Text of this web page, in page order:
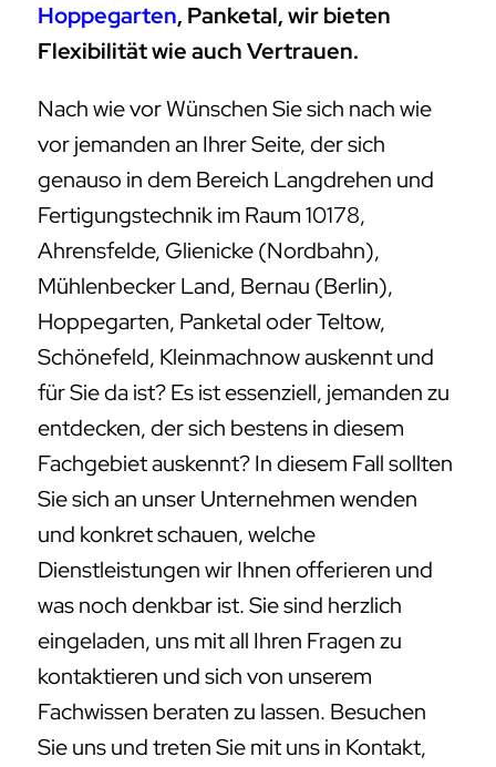
Hoppegarten, Panketal, wir bieten
Flexibilität wie auch Vertrauen.
Nach wie vor Wünschen Sie sich nach wie
vor jemanden an Ihrer Seite, der sich
genauso in dem Bereich Langdrehen und
Fertigungstechnik im Raum 10178,
Ahrensfelde, Glienicke (Nordbahn),
Mühlenbecker Land, Bernau (Berlin),
Hoppegarten, Panketal oder Teltow,
Schönefeld, Kleinmachnow auskennt und
für Sie da ist? Es ist essenziell, jemanden zu
entdecken, der sich bestens in diesem
Fachgebiet auskennt? In diesem Fall sollten
Sie sich an unser Unternehmen wenden
und konkret schauen, welche
Dienstleistungen wir Ihnen offerieren und
was noch denkbar ist. Sie sind herzlich
eingeladen, uns mit all Ihren Fragen zu
kontaktieren und sich von unserem
Fachwissen beraten zu lassen. Besuchen
Sie uns und treten Sie mit uns in Kontakt,